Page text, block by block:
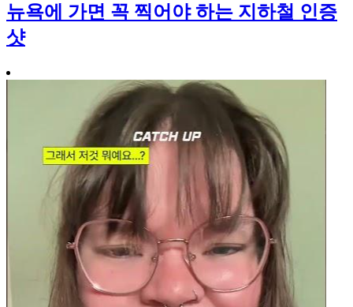
뉴욕에 가면 꼭 찍어야 하는 지하철 인증
샷